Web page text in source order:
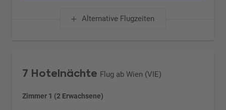
Alternative Flugzeiten
7 Hotelnächte Flug ab Wien (VIE)
Zimmer 1 (2 Erwachsene)